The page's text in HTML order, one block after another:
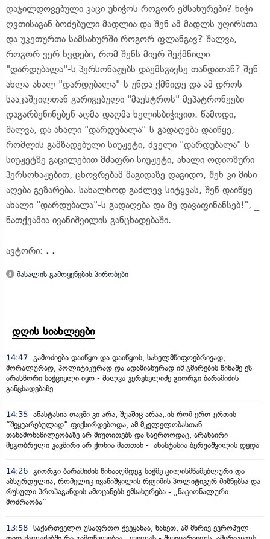
დაჯილდოვებული კაცი უნიჭოს როგორ ემსახურები? ნიჭი
ღვთისაგან ბოძებული მადლია და შენ ამ მადლს უღირსთა
და უკეთურთა სამსახურში როგორ ფლანგავ? შალვა,
როგორ ვერ ხვდები, რომ შენს მიერ შექმნილი
"დარდუბალა"-ს პერსონაჟებს დაემსგავსე თანდათან? შენ
ახლა-ახალ "დარდუბალა"-ს უნდა ქმნიდე და ამ დროს
სააკაშვილთან გარიგებული "მაესტროს" მეპატრონეები
დაგარბენინებენ აღმა-დაღმა ხელისბიჭივით. წამოდი,
შალვა, და ახალი "დარდუბალა"-ს გადაღება დაიწყე,
რომლის გამზადებული სიუჟეტი, ძველი "დარდუბალა"-ს
სიუჟეტზე გაცილებით მძაფრი სიუჟეტი, ახალი ოდიოზური
პერსონაჟებით, ცხოვრებამ მაგიდაზე დაგიდო, შენ კი მისი
აღება გეზარება. სახალხოდ გაძლევ სიტყვას, შენ დაიწყე
ახალი "დარდუბალა"-ს გადაღება და მე დავაფინანსებ!", _
ნათქვამია ივანიშვილის განცხადებაში.
ავტორი: . .
მასალის გამოყენების პირობები
დღის სიახლეები
14:47 გამოძიება დაიწყო და დაიწყოს, სახელმწიფოებრივად,
მორალურად, პოლიტიკურად და ადამიანურად იმ გმირების წინაშე ეს
არასწორი საქციელი იყო - შალვა კერესელიძე გიორგი ბარამიძის
განცხადებაზე
14:35 ანასტასია თავში კი არა, შუაშიც არაა,.ის რომ ერთ-ერთის
“შეყვარებულად” ფიქსირდებოდა, ამ მკვლელობასთან
თანამონაწილეობაზე არ მიუთითებს და საერთოდაც, არანაირი
მეგობრული კავშირი არ ქონია მათთან - ანასტასია ბერუაშვილის დედა
14:26 გიორგი ბარამიძის წინააღმდეგ საქმე ცილისმწამებლური და
აბსურდულია, რომელიც ივანიშვილის რეჟიმის პოლიტიკურ მიზნებსა და
რუსული პროპაგანდის ამოცანებს ემსახურება - „ნაციონალური
მოძრაობა”
13:58 საქართველო უსაფრთო ქვეყანაა, ნახეთ, ამ მხრივ ევროპულ